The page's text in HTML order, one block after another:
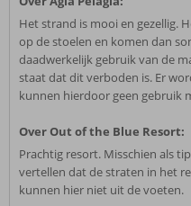
Het strand is mooi en gezellig.
op de stoelen en komen dan
daadwerkelijk gebruik van de
staat dat dit verboden is. Er
kunnen hierdoor geen gebruik
Over Out of the Blue Resort:
Prachtig resort. Misschien als
vertellen dat de straten in het
kunnen hier niet uit de voeten.